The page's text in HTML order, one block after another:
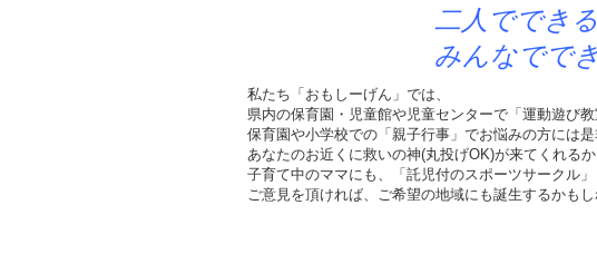
二人でできると「
みんなでできると「
私たち「おもしーげん」では、
県内の保育園・児童館や児童センターで「運動遊び
保育園や小学校での「親子行事」でお悩みの方には
あなたのお近くに救いの神(丸投げOK)が来てくれる
子育て中のママにも、「託児付のスポーツサークル」
ご意見を頂ければ、ご希望の地域にも誕生するかも